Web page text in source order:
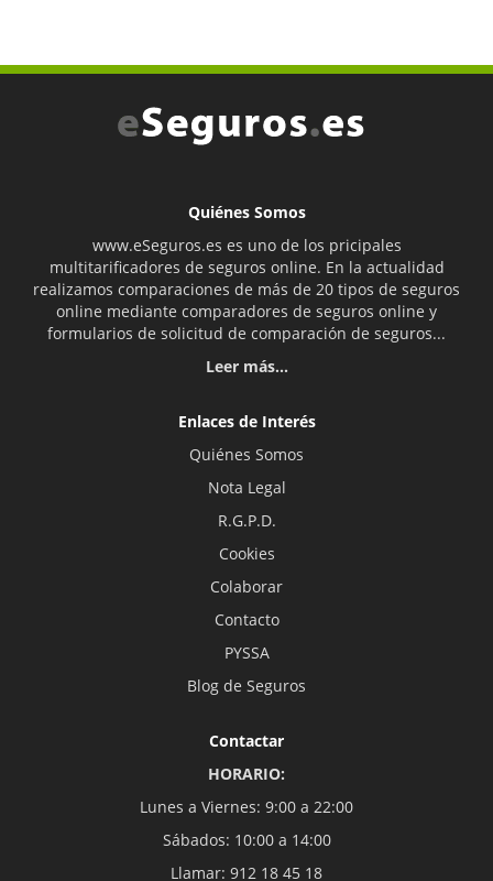
Quiénes Somos
www.eSeguros.es es uno de los pricipales
multitarificadores de seguros online. En la actualidad
realizamos comparaciones de más de 20 tipos de seguros
online mediante comparadores de seguros online y
formularios de solicitud de comparación de seguros...
Leer más...
Enlaces de Interés
Quiénes Somos
Nota Legal
R.G.P.D.
Cookies
Colaborar
Contacto
PYSSA
Blog de Seguros
Contactar
HORARIO:
Lunes a Viernes: 9:00 a 22:00
Sábados: 10:00 a 14:00
Llamar: 912 18 45 18